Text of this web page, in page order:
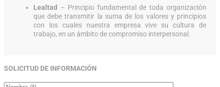
Lealtad – Principio fundamental de toda organización
que debe transmitir la suma de los valores y principios
con los cuales nuestra empresa vive su cultura de
trabajo, en un ámbito de compromiso interpersonal.
SOLICITUD DE INFORMACIÓN